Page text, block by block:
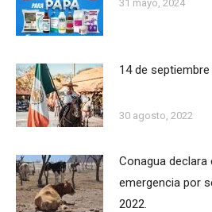
31 mayo, 2024
14 de
30 agosto, 2022
Conagua declara
emergencia por
2022.